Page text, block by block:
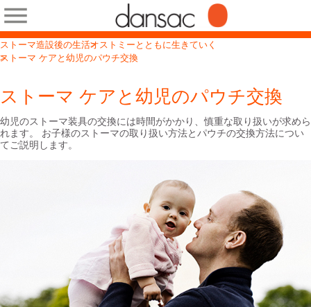
ストーマ造設後の生活オストミーとともに生きていく
ストーマ ケアと幼児のパウチ交換
ストーマ ケアと幼児のパウチ交換
幼児のストーマ装具の交換には時間がかかり、慎重な取り扱いが求めら
れます。 お子様のストーマの取り扱い方法とパウチの交換方法につい
てご説明します。